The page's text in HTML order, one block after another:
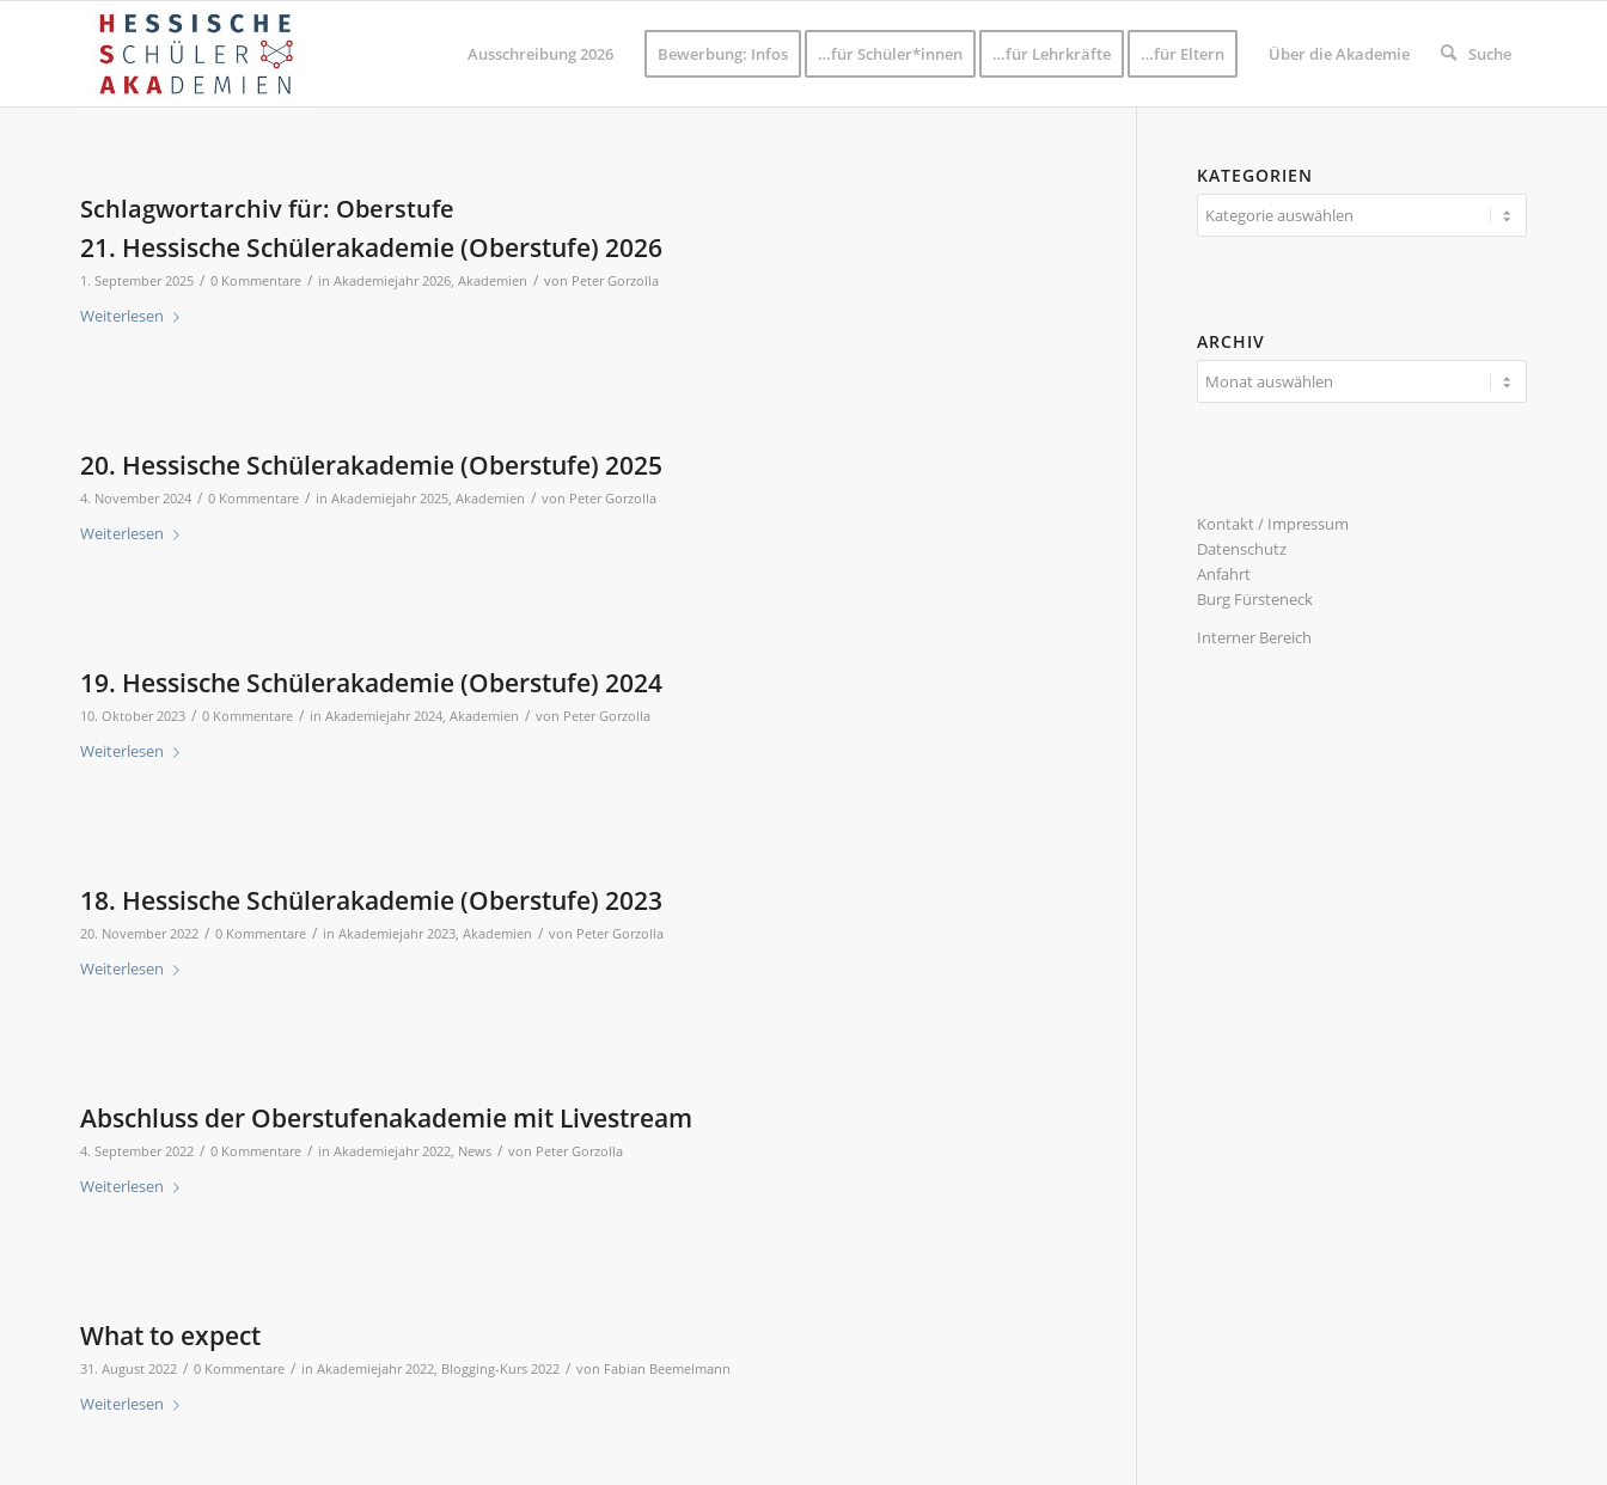
Ausschreibung 2026 Bewerbung: Infos …für Schüler*innen …für Lehrkräfte …für Eltern Über die Akademie Suche
Schlagwortarchiv für: Oberstufe
21. Hessische Schülerakademie (Oberstufe) 2026
1. September 2025 / 0 Kommentare / in Akademiejahr 2026, Akademien / von Peter Gorzolla
Weiterlesen
20. Hessische Schülerakademie (Oberstufe) 2025
4. November 2024 / 0 Kommentare / in Akademiejahr 2025, Akademien / von Peter Gorzolla
Weiterlesen
19. Hessische Schülerakademie (Oberstufe) 2024
10. Oktober 2023 / 0 Kommentare / in Akademiejahr 2024, Akademien / von Peter Gorzolla
Weiterlesen
18. Hessische Schülerakademie (Oberstufe) 2023
20. November 2022 / 0 Kommentare / in Akademiejahr 2023, Akademien / von Peter Gorzolla
Weiterlesen
Abschluss der Oberstufenakademie mit Livestream
4. September 2022 / 0 Kommentare / in Akademiejahr 2022, News / von Peter Gorzolla
Weiterlesen
What to expect
31. August 2022 / 0 Kommentare / in Akademiejahr 2022, Blogging-Kurs 2022 / von Fabian Beemelmann
Weiterlesen
KATEGORIEN
Kategorien
ARCHIV
Kontakt / Impressum
Datenschutz
Anfahrt
Burg Fürsteneck
Interner Bereich